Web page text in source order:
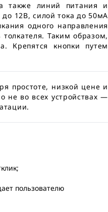
также линий питания и
12В, силой тока до 50мА
одного направления
Таким образом,
Крепятся кнопки путем
простоте, низкой цене и
не во всех устройствах —
пользователю